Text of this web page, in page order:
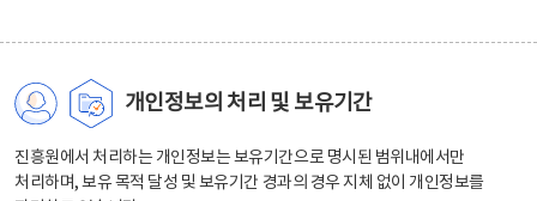
개인정보의 처리 및 보유기간
진흥원에서 처리하는 개인정보는 보유기간으로 명시된 범위내에서만
처리하며, 보유 목적 달성 및 보유기간 경과의 경우 지체 없이 개인정보를